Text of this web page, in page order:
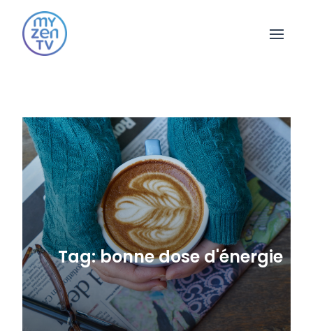
Open
Tag: bonne dose d'énergie